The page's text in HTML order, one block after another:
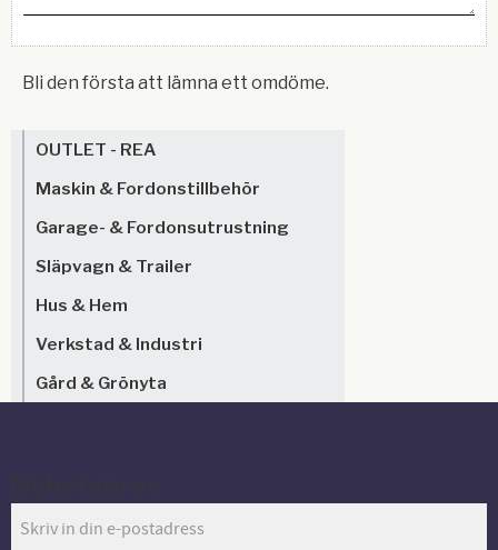
Bli den första att lämna ett omdöme.
OUTLET - REA
Maskin & Fordonstillbehör
Garage- & Fordonsutrustning
Släpvagn & Trailer
Hus & Hem
Verkstad & Industri
Gård & Grönyta